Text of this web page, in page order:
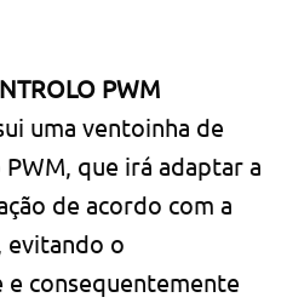
PWM
uma ventoinha de
que irá adaptar a
de acordo com a
evitando o
consequentemente